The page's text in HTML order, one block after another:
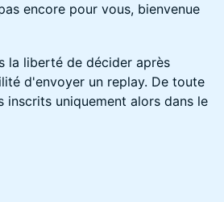
encore pour vous, bienvenue
la liberté de décider après
d'envoyer un replay. De toute
inscrits uniquement alors dans le